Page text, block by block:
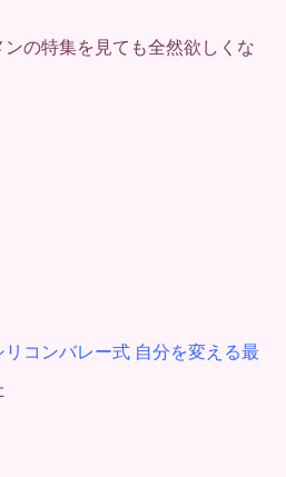
の特集を見ても全然欲しくな
リコンバレー式 自分を変える最